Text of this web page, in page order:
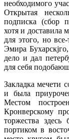
необходимого
Открытая
подписка (сбор
хотя и доставила
для этого, но
Эмира
дело и дал
для себя
Закладка мечети
и была
Местом
Кронверскому
торжества
портиком в